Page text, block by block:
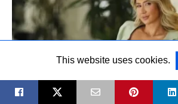
This website uses cookies.